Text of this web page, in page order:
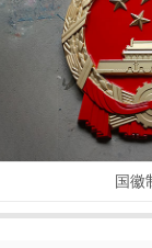
国徽